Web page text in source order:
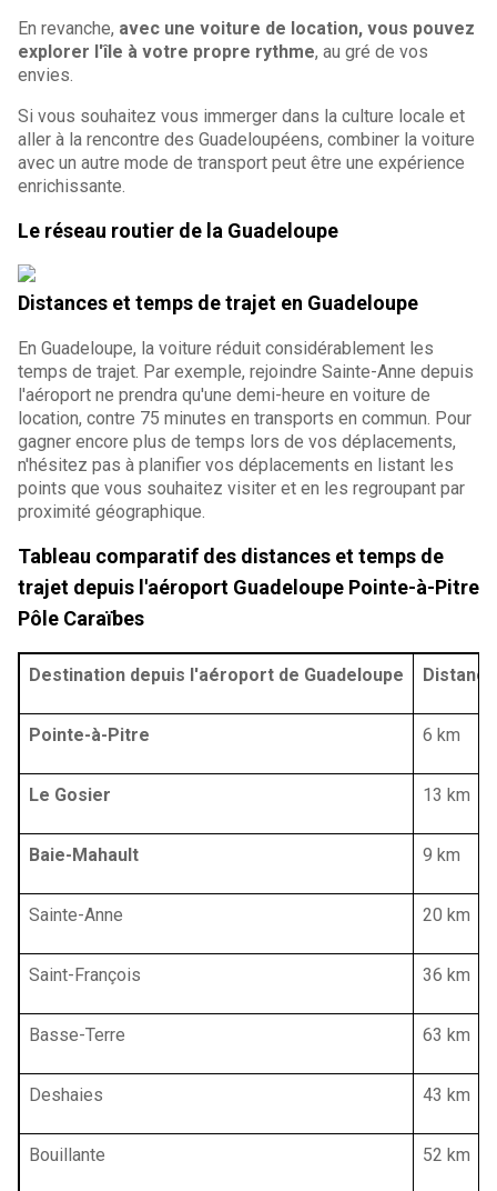
En revanche, avec une voiture de location, vous pouvez
explorer l'île à votre propre rythme, au gré de vos
envies.
Si vous souhaitez vous immerger dans la culture locale et
aller à la rencontre des Guadeloupéens, combiner la voiture
avec un autre mode de transport peut être une expérience
enrichissante.
Le réseau routier de la Guadeloupe
Distances et temps de trajet en Guadeloupe
En Guadeloupe, la voiture réduit considérablement les
temps de trajet. Par exemple, rejoindre Sainte-Anne depuis
l'aéroport ne prendra qu'une demi-heure en voiture de
location, contre 75 minutes en transports en commun. Pour
gagner encore plus de temps lors de vos déplacements,
n'hésitez pas à planifier vos déplacements en listant les
points que vous souhaitez visiter et en les regroupant par
proximité géographique.
Tableau comparatif des distances et temps de
trajet depuis l'aéroport Guadeloupe Pointe-à-Pitre
Pôle Caraïbes
Destination depuis l'aéroport de Guadeloupe Distance
Pointe-à-Pitre 6 km
Le Gosier 13 km
Baie-Mahault 9 km
Sainte-Anne 20 km
Saint-François 36 km
Basse-Terre 63 km
Deshaies 43 km
Bouillante 52 km